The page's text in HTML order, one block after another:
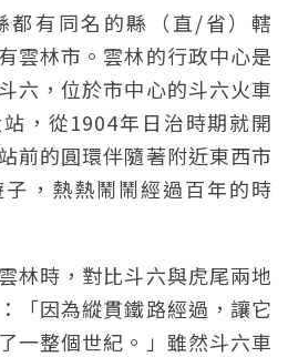
都有同名的縣（直/省）轄
雲林市。雲林的行政中心是
六，位於市中心的斗六火車
，從1904年日治時期就開
前的圓環伴隨著附近東西市
，熱熱鬧鬧經過百年的時
林時，對比斗六與虎尾兩地
「因為縱貫鐵路經過，讓它
一整個世紀。」雖然斗六車